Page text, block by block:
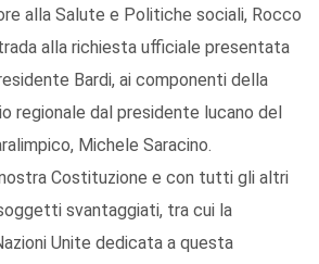
alla Salute e Politiche sociali, Rocco
alla richiesta ufficiale presentata
Bardi, ai componenti della
regionale dal presidente lucano del
Michele Saracino.
Costituzione e con tutti gli altri
svantaggiati, tra cui la
Unite dedicata a questa